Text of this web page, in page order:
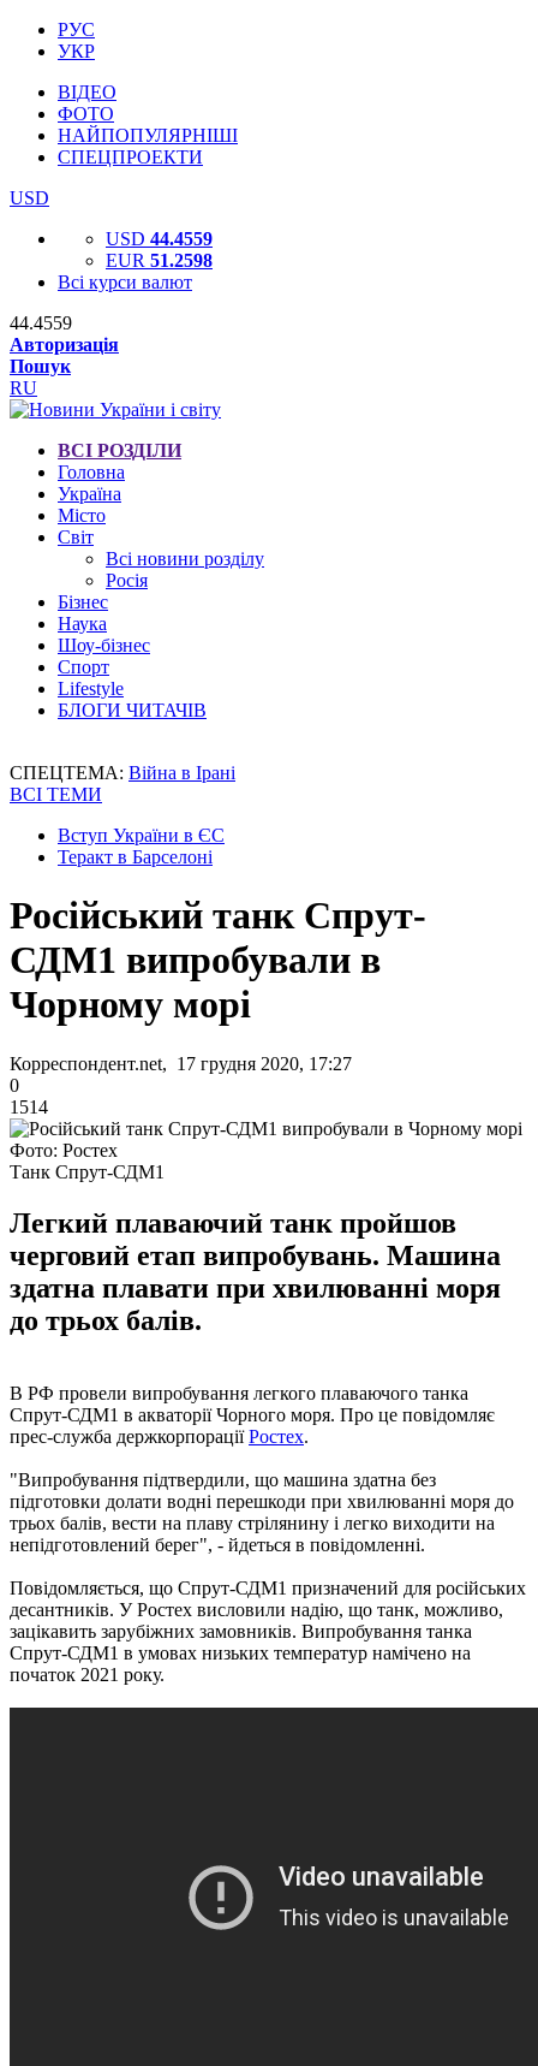
РУС
УКР
ВІДЕО
ФОТО
НАЙПОПУЛЯРНІШІ
СПЕЦПРОЕКТИ
USD
USD 44.4559
EUR 51.2598
Всі курси валют
44.4559
Авторизація
Пошук
RU
ВСІ РОЗДІЛИ
Головна
Україна
Місто
Світ
Всі новини розділу
Росія
Бізнес
Наука
Шоу-бізнес
Спорт
Lifestyle
БЛОГИ ЧИТАЧІВ
СПЕЦТЕМА: Війна в Ірані
ВСІ ТЕМИ
Вступ України в ЄС
Теракт в Барселоні
Російський танк Спрут-
СДМ1 випробували в
Чорному морі
Корреспондент.net, 17 грудня 2020, 17:27
0
1514
Фото: Ростех
Танк Спрут-СДМ1
Легкий плаваючий танк пройшов
черговий етап випробувань. Машина
здатна плавати при хвилюванні моря
до трьох балів.
В РФ провели випробування легкого плаваючого танка
Спрут-СДМ1 в акваторії Чорного моря. Про це повідомляє
прес-служба держкорпораціїРостех.
"Випробування підтвердили, що машина здатна без
підготовки долати водні перешкоди при хвилюванні моря до
трьох балів, вести на плаву стрілянину і легко виходити на
непідготовлений берег", - йдеться в повідомленні.
Повідомляється, що Спрут-СДМ1 призначений для російських
десантників. У Ростех висловили надію, що танк, можливо,
зацікавить зарубіжних замовників. Випробування танка
Спрут-СДМ1 в умовах низьких температур намічено на
початок 2021 року.